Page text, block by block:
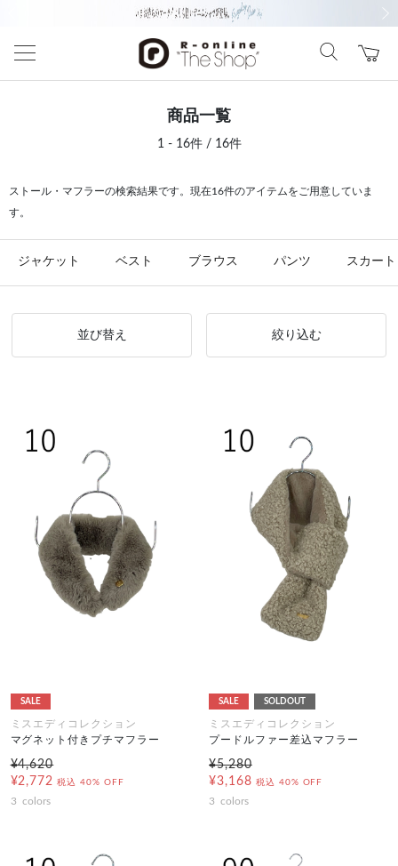
商品一覧
1 - 16件 / 16件
ストール・マフラーの検索結果です。現在16件のアイテムをご用意していま
す。
ジャケット ベスト ブラウス パンツ スカート
並び替え 絞り込む
SALE
ミスエディコレクション
マグネット付きプチマフラー
¥4,620
¥2,772
税込 40% OFF
3 colors
SALE SOLDOUT
ミスエディコレクション
プードルファー差込マフラー
¥5,280
¥3,168 税込 40% OFF
3 colors